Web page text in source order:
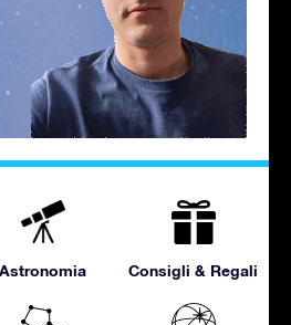
Astronomia Consigli & Regali